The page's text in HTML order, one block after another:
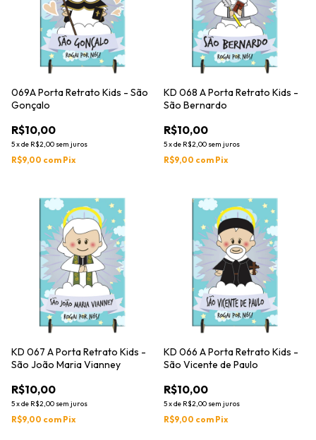
069A Porta Retrato Kids - São
Gonçalo
R$10,00
5xde R$2,00 sem juros
R$9,00 com Pix
KD 068 A Porta Retrato Kids -
São Bernardo
R$10,00
5xde R$2,00 sem juros
R$9,00 com Pix
KD 067 A Porta Retrato Kids -
São João Maria Vianney
R$10,00
5xde R$2,00 sem juros
R$9,00 com Pix
KD 066 A Porta Retrato Kids -
São Vicente de Paulo
R$10,00
5xde R$2,00 sem juros
R$9,00 com Pix